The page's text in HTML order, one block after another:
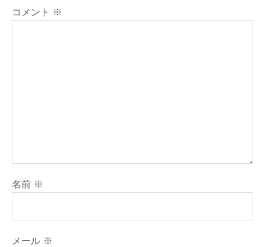
コメント ※
名前 ※
メール ※